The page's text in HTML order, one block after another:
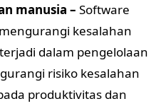
manusia – Software
kesalahan
dalam pengelolaan
risiko kesalahan
produktivitas dan